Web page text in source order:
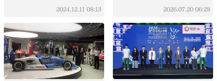
2024.12.11 08:13 2026.07.20 06:28